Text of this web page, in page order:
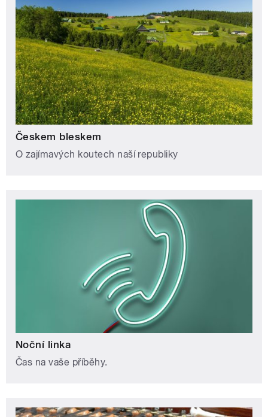
Českem bleskem
O zajímavých koutech naší republiky
Noční linka
Čas na vaše příběhy.